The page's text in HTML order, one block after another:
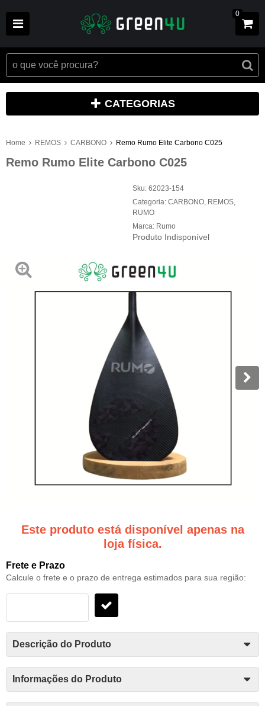
0
CATEGORIAS
Home REMOS CARBONO Remo Rumo Elite Carbono C025
Remo Rumo Elite Carbono C025
Sku: 62023-154
Categoria: CARBONO REMOS
RUMO
Marca: Rumo
Produto Indisponível
Este produto está disponível apenas na
loja física.
Frete e Prazo
Calcule o frete e o prazo de entrega estimados para sua região:
Descrição do Produto
Informações do Produto